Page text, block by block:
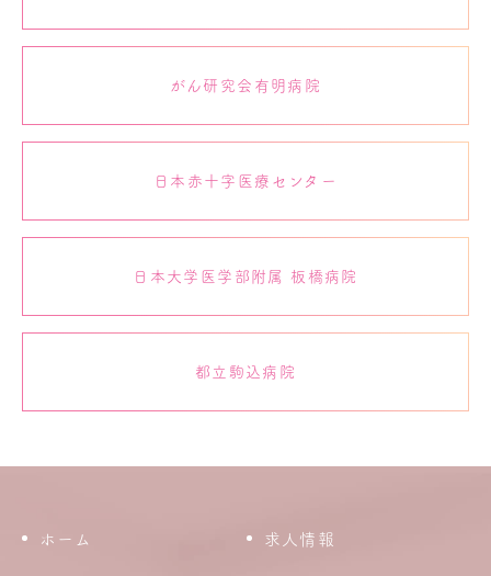
がん研究会有明病院
日本赤十字医療センター
日本大学医学部附属 板橋病院
都立駒込病院
ホーム 求人情報